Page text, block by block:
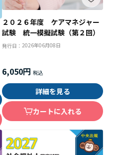
２０２６年度 ケアマネジャー
試験 統一模擬試験（第２回）
発行日： 2026年06月08日
6,050円
詳細を見る
カートに入れる